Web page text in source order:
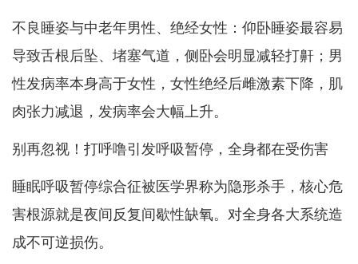
不良睡姿与中老年男性、绝经女性：仰卧睡姿最容易
导致舌根后坠、堵塞气道，侧卧会明显减轻打鼾；男
性发病率本身高于女性，女性绝经后雌激素下降，肌
肉张力减退，发病率会大幅上升。
别再忽视！打呼噜引发呼吸暂停，全身都在受伤害
睡眠呼吸暂停综合征被医学界称为隐形杀手，核心危
害根源就是夜间反复间歇性缺氧。对全身各大系统造
成不可逆损伤。